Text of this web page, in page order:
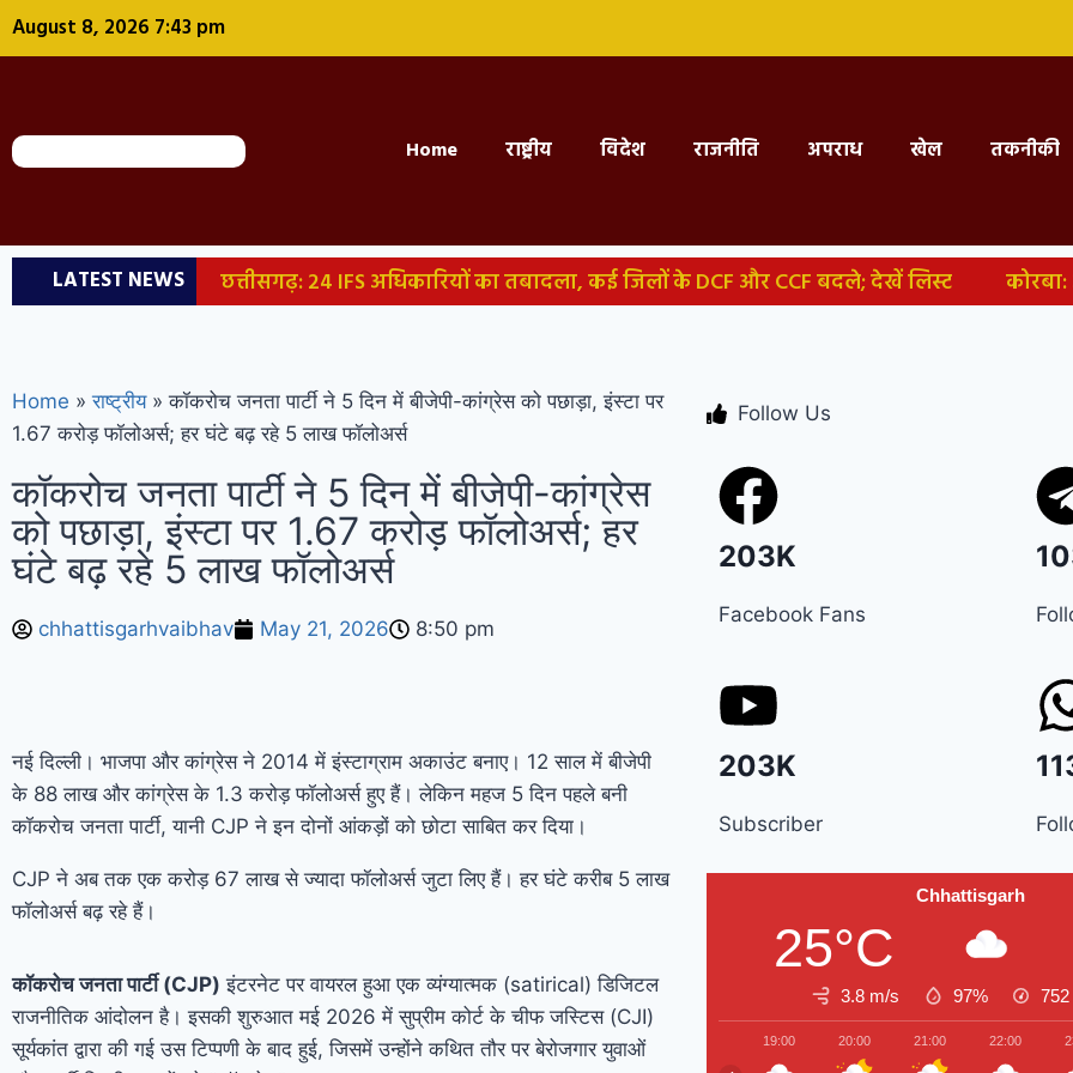
August 8, 2026 7:43 pm
Home राष्ट्रीय विदेश राजनीति अपराध खेल तकनीकी
LATEST NEWS छत्तीसगढ़: 24 IFS अधिकारियों का तबादला, कई जिलों के DCF और CCF बदले; देखें लिस्ट
बाथरूम में छिपा था, रेस्क्यू टीम ने पकड़ा
कोरबा: खेत में काम करने पहुंचे किसान तो उड़े होश, कीचड़ में
जाल से बांधा
छत्तीसगढ़: भगवान शिव को लेकर आपत्तिजनक टिप्पणी, हिंदू संगठनों का हंगामा;
हिमाचल: बेकाबू होकर 100 फीट नीचे सड़क पर गिरी बस, 10 लोगों की मौत की सूचना
Home » राष्ट्रीय » कॉकरोच जनता पार्टी ने 5 दिन में बीजेपी-कांग्रेस को पछाड़ा, इंस्टा पर
1.67 करोड़ फॉलोअर्स; हर घंटे बढ़ रहे 5 लाख फॉलोअर्स
कॉकरोच जनता पार्टी ने 5 दिन में बीजेपी-कांग्रेस
को पछाड़ा, इंस्टा पर 1.67 करोड़ फॉलोअर्स; हर
घंटे बढ़ रहे 5 लाख फॉलोअर्स
chhattisgarhvaibhav May 21, 2026 8:50 pm
नई दिल्ली। भाजपा और कांग्रेस ने 2014 में इंस्टाग्राम अकाउंट बनाए। 12 साल में बीजेपी
के 88 लाख और कांग्रेस के 1.3 करोड़ फॉलोअर्स हुए हैं। लेकिन महज 5 दिन पहले बनी
कॉकरोच जनता पार्टी, यानी CJP ने इन दोनों आंकड़ों को छोटा साबित कर दिया।
CJP ने अब तक एक करोड़ 67 लाख से ज्यादा फॉलोअर्स जुटा लिए हैं। हर घंटे करीब 5 लाख
फॉलोअर्स बढ़ रहे हैं।
कॉकरोच जनता पार्टी (CJP) इंटरनेट पर वायरल हुआ एक व्यंग्यात्मक (satirical) डिजिटल
राजनीतिक आंदोलन है। इसकी शुरुआत मई 2026 में सुप्रीम कोर्ट के चीफ जस्टिस (CJI)
सूर्यकांत द्वारा की गई उस टिप्पणी के बाद हुई, जिसमें उन्होंने कथित तौर पर बेरोजगार युवाओं
Follow Us
203K
Facebook Fans
203K
Subscriber
Chhattisgarh
25°C
3.8 m/s 97% 752
19:00 20:00 21:00 22:00